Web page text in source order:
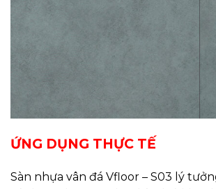
ỨNG DỤNG THỰC TẾ
Sàn nhựa vân đá Vfloor – S03 lý